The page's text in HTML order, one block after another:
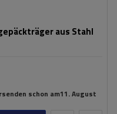
aus Stahl
schon am11. August